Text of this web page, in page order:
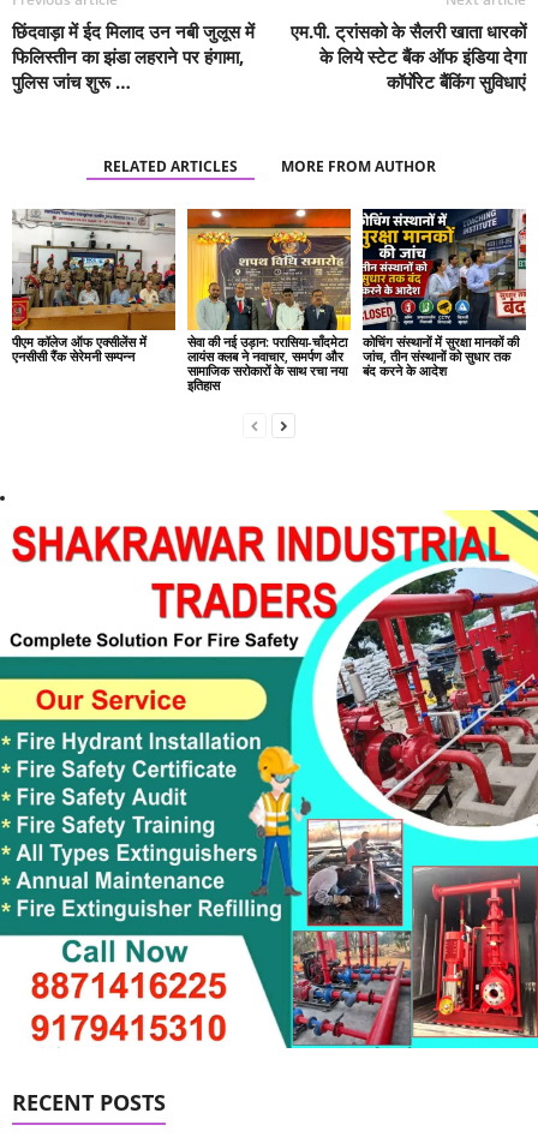
छिंदवाड़ा में ईद मिलाद उन नबी जुलूस में
फिलिस्तीन का झंडा लहराने पर हंगामा,
पुलिस जांच शुरू …
एम.पी. ट्रांसको के सैलरी खाता धारकों
के लिये स्टेट बैंक ऑफ इंडिया देगा
कॉर्पाेरेट बैंकिंग सुविधाएं
RELATED ARTICLES MORE FROM AUTHOR
पीएम कॉलेज ऑफ एक्सीलेंस में
एनसीसी रैंक सेरेमनी सम्पन्न
सेवा की नई उड़ान: परासिया-चाँदमेटा
लायंस क्लब ने नवाचार, समर्पण और
सामाजिक सरोकारों के साथ रचा नया
इतिहास
कोचिंग संस्थानों में सुरक्षा मानकों की
जांच, तीन संस्थानों को सुधार तक
बंद करने के आदेश
RECENT POSTS